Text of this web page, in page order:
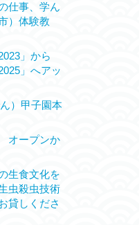
仕事、学ん
）体験教
」から
」へアッ
）甲子園本
オープンか
生食文化を
虫殺虫技術
貸しくださ